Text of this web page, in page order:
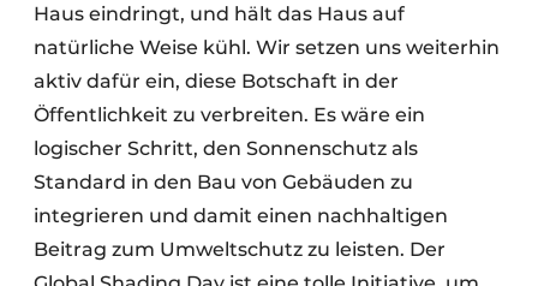
Haus eindringt, und hält das Haus auf
natürliche Weise kühl. Wir setzen uns weiterhin
aktiv dafür ein, diese Botschaft in der
Öffentlichkeit zu verbreiten. Es wäre ein
logischer Schritt, den Sonnenschutz als
Standard in den Bau von Gebäuden zu
integrieren und damit einen nachhaltigen
Beitrag zum Umweltschutz zu leisten. Der